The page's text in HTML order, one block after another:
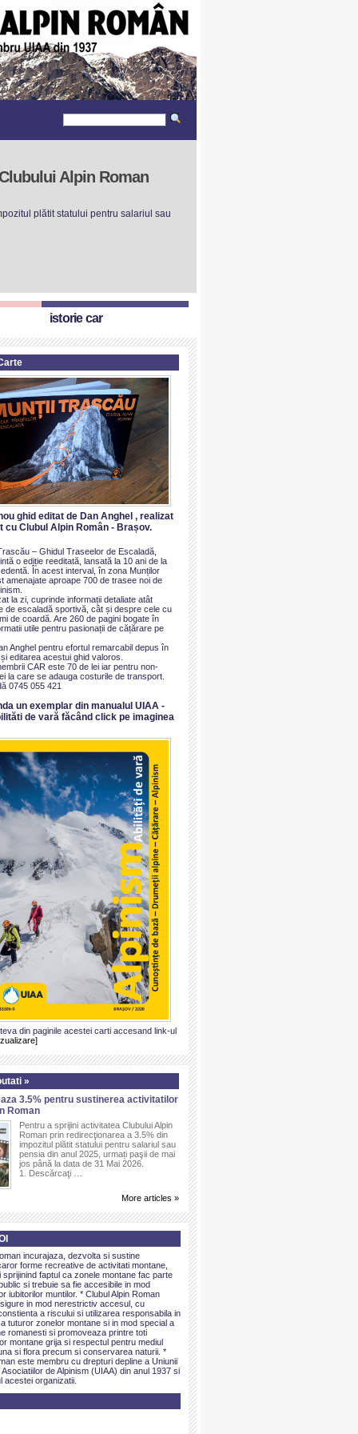
Alpin Roman
plătit statului pentru salariul sau
istorie car
ghid editat de Dan Anghel , realizat
cu Clubul Alpin Român - Brașov.
– Ghidul Traseelor de Escaladă,
o ediție reeditată, lansată la 10 ani de la
În acest interval, în zona Munților
amenajate aproape 700 de trasee noi de
la zi, cuprinde informații detaliate atât
de escaladă sportivă, cât și despre cele cu
de coardă. Are 260 de pagini bogate în
utile pentru pasionații de cățărare pe
Anghel pentru efortul remarcabil depus în
editarea acestui ghid valoros.
CAR este 70 de lei iar pentru non-
la care se adauga costurile de transport.
0745 055 421
un exemplar din manualul UIAA -
de vară făcând click pe imaginea
din paginile acestei carti accesand link-ul
»
3.5% pentru sustinerea activitatilor
Roman
Pentru a sprijini activitatea Clubului Alpin
Roman prin redirecţionarea a 3.5% din
impozitul plătit statului pentru salariul sau
pensia din anul 2025, urmați paşii de mai
jos până la data de 31 Mai 2026.
1. Descărcaţi …
More articles »
incurajaza, dezvolta si sustine
forme recreative de activitati montane,
faptul ca zonele montane fac parte
si trebuie sa fie accesibile in mod
iubitorilor muntilor. * Clubul Alpin Roman
in mod nerestrictiv accesul, cu
a riscului si utilizarea responsabila in
tuturor zonelor montane si in mod special a
romanesti si promoveaza printre toti
montane grija si respectul pentru mediul
si flora precum si conservarea naturii. *
este membru cu drepturi depline a Uniunii
de Alpinism (UIAA) din anul 1937 si
acestei organizatii.